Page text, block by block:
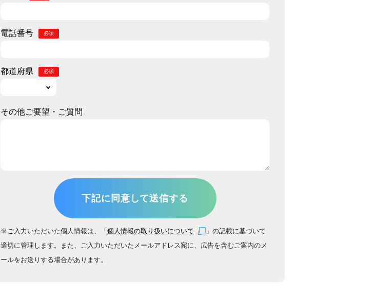
電話番号
都道府県
その他ご要望・ご質問
※ご入力いただいた個人情報は、「 個人情報の取り扱いについて
」の記載に基づいて
適切に管理します。また、ご入力いただいたメールアドレス宛に、広告を含むご案内のメ
ールをお送りする場合があります。